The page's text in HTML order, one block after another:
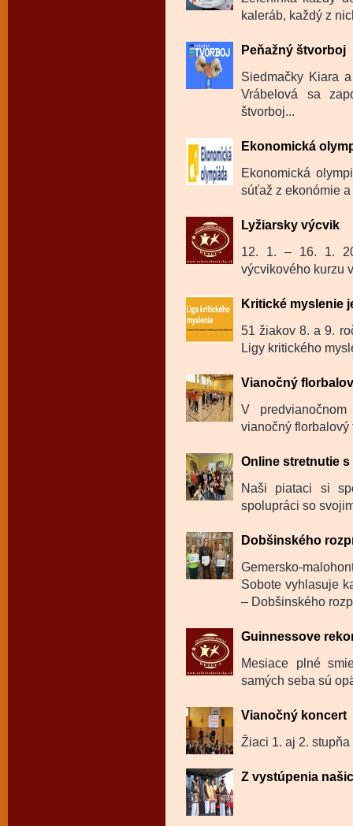
kaleráb, každý z
Peňažný štvorboj
Siedmačky Kiara
Vrábelová sa
štvorboj...
Ekonomická
Ekonomická
súťaž z ekonómie
Lyžiarsky výcvik
12. 1. – 16. 1.
výcvikového kurzu
Kritické myslenie
51 žiakov 8. a 9.
Ligy kritického
Vianočný
V
vianočný florbalový
Online stretnutie
Naši piataci si
spolupráci so
Dobšinského
Gemersko-
Sobote vyhlasuje
– Dobšinského
Guinnessove
Mesiace plné
samých seba sú
Vianočný koncert
Žiaci 1. aj 2.
Z vystúpenia